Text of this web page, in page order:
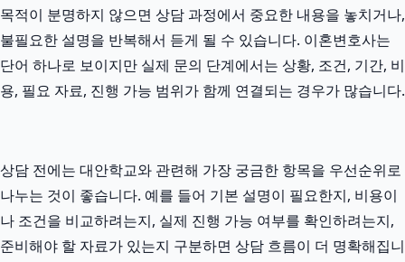
목적이 분명하지 않으면 상담 과정에서 중요한 내용을 놓치거나,
불필요한 설명을 반복해서 듣게 될 수 있습니다. 이혼변호사는
단어 하나로 보이지만 실제 문의 단계에서는 상황, 조건, 기간, 비
용, 필요 자료, 진행 가능 범위가 함께 연결되는 경우가 많습니다.
상담 전에는 대안학교와 관련해 가장 궁금한 항목을 우선순위로
나누는 것이 좋습니다. 예를 들어 기본 설명이 필요한지, 비용이
나 조건을 비교하려는지, 실제 진행 가능 여부를 확인하려는지,
준비해야 할 자료가 있는지 구분하면 상담 흐름이 더 명확해집니